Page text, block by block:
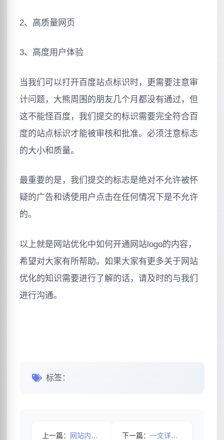
2、高质量网页
3、高度用户体验
当我们可以打开百度站点标识时，更需要注意审
计问题，大熊周围的朋友几个月都没有通过，但
这不能怪百度，我们提交的标识需要完全符合百
度的站点标识才能被审核和批准。必须注意标志
的大小和质量。
最重要的是，我们提交的标志是绝对不允许被怀
疑的广告和诱使用户点击在任何情况下是不允许
的。
以上就是网站优化中如何开通网站logo的内容，
希望对大家有所帮助。如果大家有更多关于网站
优化的知识需要进行了解的话，请及时的与我们
进行沟通。
标签：
上一篇： 网站内页做seo排名怎么做？ 下一篇： 一文详解网站被黑客入侵挂马解决办法